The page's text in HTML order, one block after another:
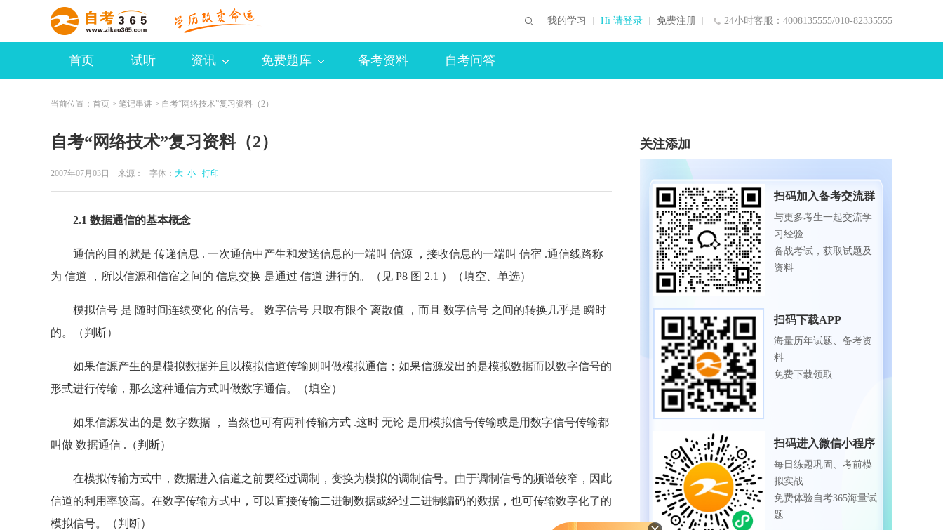
24小时客服：4008135555/010-82335555
我的学习 Hi 请登录 免费注册
首页 试听 资讯 免费题库 备考资料 自考问答
当前位置： 首页 > 笔记串讲 > 自考“网络技术”复习资料（2）
自考“网络技术”复习资料（2）
2007年07月03日 来源： 字体： 大 小 打印
2.1 数据通信的基本概念
通信的目的就是 传递信息 . 一次通信中产生和发送信息的一端叫 信源 ，接收信息的一端叫 信宿 .通信线路称
为 信道 ，所以信源和信宿之间的 信息交换 是通过 信道 进行的。（见 P8 图 2.1 ）（填空、单选）
模拟信号 是 随时间连续变化 的信号。 数字信号 只取有限个 离散值 ，而且 数字信号 之间的转换几乎是 瞬时
的。（判断）
如果信源产生的是模拟数据并且以模拟信道传输则叫做模拟通信；如果信源发出的是模拟数据而以数字信号的
形式进行传输，那么这种通信方式叫做数字通信。（填空）
如果信源发出的是 数字数据 ， 当然也可有两种传输方式 .这时 无论 是用模拟信号传输或是用数字信号传输都
叫做 数据通信 .（判断）
在模拟传输方式中，数据进入信道之前要经过调制，变换为模拟的调制信号。由于调制信号的频谱较窄，因此
信道的利用率较高。在数字传输方式中，可以直接传输二进制数据或经过二进制编码的数据，也可传输数字化了的
模拟信号。（判断）
关注添加
扫码加入备考交流群
与更多考生一起交流学
习经验
备战考试，获取试题及
资料
扫码下载APP
海量历年试题、备考资
料
免费下载领取
扫码进入微信小程序
每日练题巩固、考前模
拟实战
免费体验自考365海量试
题